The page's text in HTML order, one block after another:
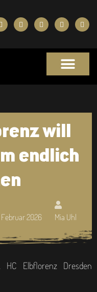
will
endlich
2026 Mia Uhl
Elbflorenz Dresden